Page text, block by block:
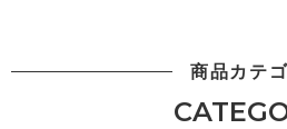
商品カテ